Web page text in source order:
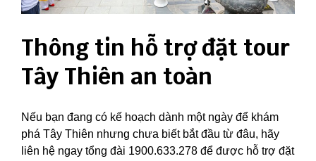
Thông tin hỗ trợ đặt tour
Tây Thiên an toàn
Nếu bạn đang có kế hoạch dành một ngày để khám
phá Tây Thiên nhưng chưa biết bắt đầu từ đâu, hãy
liên hệ ngay tổng đài 1900.633.278 để được hỗ trợ đặt